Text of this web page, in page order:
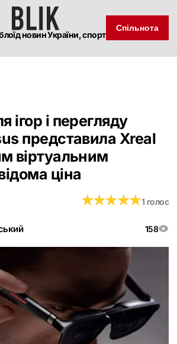
новин України, спорт
Спільнота
ігор і перегляду
представила Xreal
віртуальним
ціна
158
★★★★★
★★★★★1 голос